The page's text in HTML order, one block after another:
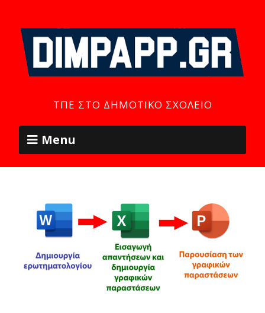
ΤΠΕ ΣΤΟ ΔΗΜΟΤΙΚΌ ΣΧΟΛΕΊΟ
Menu